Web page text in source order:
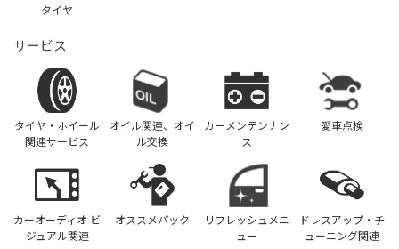
タイヤ
サービス
タイヤ・ホイール
関連サービス
オイル関連、オイ
ル交換
カーメンテンナン
ス
愛車点検
カーオーディオ ビ
ジュアル関連
オススメパック
リフレッシュメニ
ュー
ドレスアップ・チ
ューニング関連